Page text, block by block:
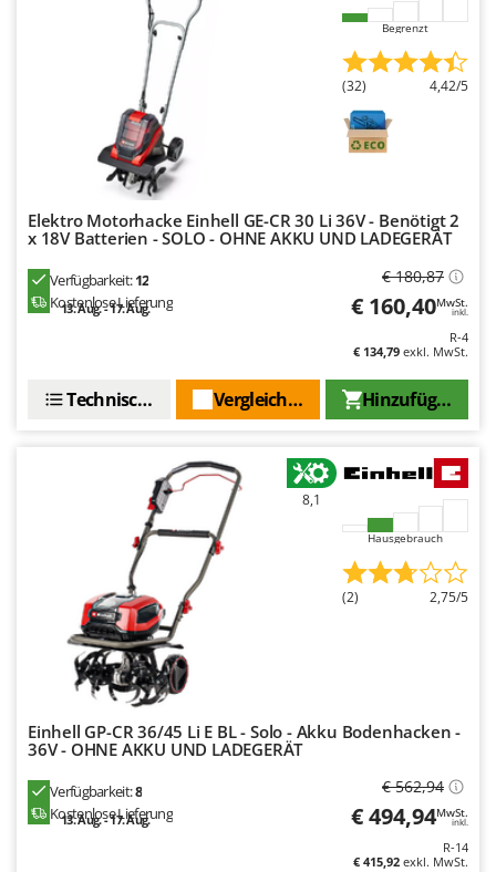
Trev - Abrek - TecnoVIR
Troy-Bilt
Udor
Unger
V
Verdemax
Wiper EcoRobot
Wolf Garten
Wortex
Worx
Yard Force
Z
Zephir
ZGrills
Begrenzt
(32) 4,42/5
Elektro Motorhacke Einhell GE-CR 30 Li 36V - Benötigt 2
x 18V Batterien - SOLO - OHNE AKKU UND LADEGERÄT
Verfügbarkeit:12
Kostenlose Lieferung
13. Aug. - 17. Aug.
€ 180,87
€ 160,40MwSt.
inkl.
R-4
€ 134,79 exkl. MwSt.
Hinzufügen
Vergleichen Sie
Technische Daten
8,1
Hausgebrauch
(2) 2,75/5
Einhell GP-CR 36/45 Li E BL - Solo - Akku Bodenhacken -
36V - OHNE AKKU UND LADEGERÄT
Verfügbarkeit:8
Kostenlose Lieferung
13. Aug. - 17. Aug.
€ 562,94
€ 494,94MwSt.
inkl.
R-14
€ 415,92 exkl. MwSt.